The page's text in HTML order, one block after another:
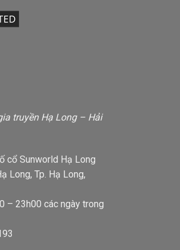
truyền Hạ Long – Hải
cổ Sunworld Hạ Long
Long, Tp. Hạ Long,
– 23h00 các ngày trong